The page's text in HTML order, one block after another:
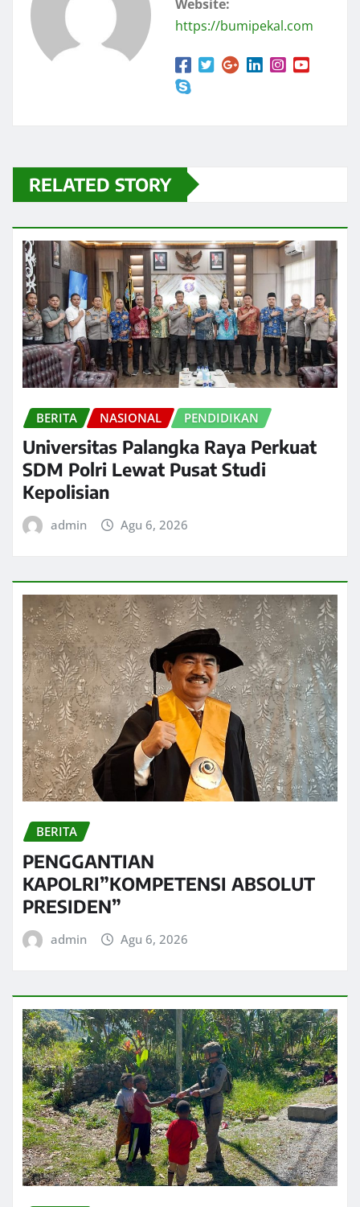
Website:
https://bumipekal.com
RELATED STORY
BERITA NASIONAL PENDIDIKAN
Universitas Palangka Raya Perkuat
SDM Polri Lewat Pusat Studi
Kepolisian
admin Agu 6, 2026
BERITA
PENGGANTIAN
KAPOLRI”KOMPETENSI ABSOLUT
PRESIDEN”
admin Agu 6, 2026